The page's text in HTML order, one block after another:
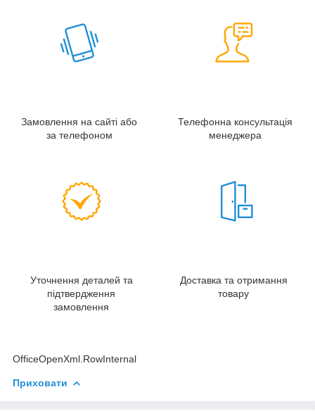
Замовлення на сайті або
за телефоном
Телефонна консультація
менеджера
Уточнення деталей та
підтвердження
замовлення
Доставка та отримання
товару
OfficeOpenXml.RowInternal
Приховати